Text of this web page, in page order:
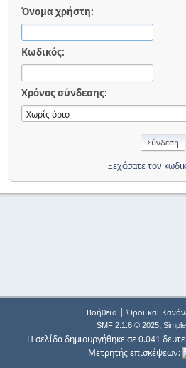
Όνομα χρήστη:
Κωδικός:
Χρόνος σύνδεσης:
Ξεχάσατε τον
Βοήθεια| Όροι και
SMF 2.1.6 © 2025,
Η σελίδα δημιουργήθηκε σε 0.041
Μετρητής επισκέψεων: